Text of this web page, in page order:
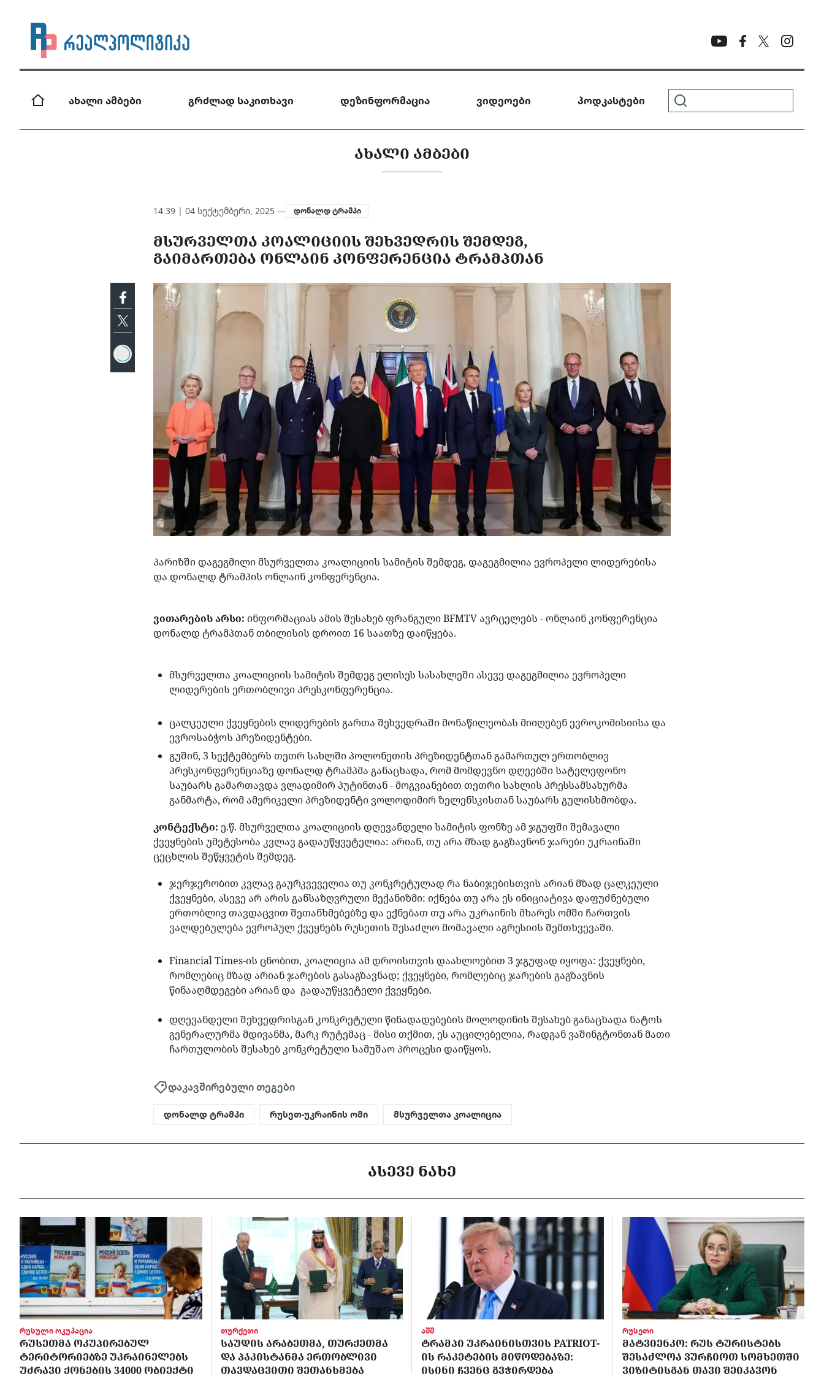
ახალი ამბები გრძლად საკითხავი დეზინფორმაცია ვიდეოები პოდკასტები
ᲐᲮᲐᲚᲘ ᲐᲛᲑᲔᲑᲘ
14:39 | 04 სექტემბერი, 2025 — დონალდ ტრამპი
ᲛᲡᲣᲠᲕᲔᲚᲗᲐ ᲙᲝᲐᲚᲘᲪᲘᲘᲡ ᲨᲔᲮᲕᲔᲓᲠᲘᲡ ᲨᲔᲛᲓᲔᲒ,
ᲒᲐᲘᲛᲐᲠᲗᲔᲑᲐ ᲝᲜᲚᲐᲘᲜ ᲙᲝᲜᲤᲔᲠᲔᲜᲪᲘᲐ ᲢᲠᲐᲛᲞᲗᲐᲜ
პარიზში დაგეგმილი მსურველთა კოალიციის სამიტის შემდეგ, დაგეგმილია ევროპელი ლიდერებისა
და დონალდ ტრამპის ონლაინ კონფერენცია.
ვითარების არსი: ინფორმაციას ამის შესახებ ფრანგული BFMTV ავრცელებს - ონლაინ კონფერენცია
დონალდ ტრამპთან თბილისის დროით 16 საათზე დაიწყება.
მსურველთა კოალიციის სამიტის შემდეგ ელისეს სასახლეში ასევე დაგეგმილია ევროპელი
ლიდერების ერთობლივი პრესკონფერენცია.
ცალკეული ქვეყნების ლიდერების გართა შეხვედრაში მონაწილეობას მიიღებენ ევროკომისიისა და
ევროსაბჭოს პრეზიდენტები.
გუშინ, 3 სექტემბერს თეთრ სახლში პოლონეთის პრეზიდენტთან გამართულ ერთობლივ
პრესკონფერენციაზე დონალდ ტრამპმა განაცხადა, რომ მომდევნო დღეებში სატელეფონო
საუბარს გამართავდა ვლადიმირ პუტინთან - მოგვიანებით თეთრი სახლის პრესსამსახურმა
განმარტა, რომ ამერიკელი პრეზიდენტი ვოლოდიმირ ზელენსკისთან საუბარს გულისხმობდა.
კონტექსტი: ე.წ. მსურველთა კოალიციის დღევანდელი სამიტის ფონზე ამ ჯგუფში შემავალი
ქვეყნების უმეტესობა კვლავ გადაუწყვეტელია: არიან, თუ არა მზად გაგზავნონ ჯარები უკრაინაში
ცეცხლის შეწყვეტის შემდეგ.
ჯერჯერობით კვლავ გაურკვეველია თუ კონკრეტულად რა ნაბიჯებისთვის არიან მზად ცალკეული
ქვეყნები, ასევე არ არის განსაზღვრული მექანიზმი: იქნება თუ არა ეს ინიციატივა დაფუძნებული
ერთობლივ თავდაცვით შეთანხმებებზე და ექნებათ თუ არა უკრაინის მხარეს ომში ჩართვის
ვალდებულება ევროპულ ქვეყნებს რუსეთის შესაძლო მომავალი აგრესიის შემთხვევაში.
Financial Times-ის ცნობით, კოალიცია ამ დროისთვის დაახლოებით 3 ჯგუფად იყოფა: ქვეყნები,
რომლებიც მზად არიან ჯარების გასაგზავნად; ქვეყნები, რომლებიც ჯარების გაგზავნის
წინააღმდეგები არიან და გადაუწყვეტელი ქვეყნები.
დღევანდელი შეხვედრისგან კონკრეტული წინადადებების მოლოდინის შესახებ განაცხადა ნატოს
გენერალურმა მდივანმა, მარკ რუტემაც - მისი თქმით, ეს აუცილებელია, რადგან ვაშინგტონთან მათი
ჩართულობის შესახებ კონკრეტული სამუშაო პროცესი დაიწყოს.
დაკავშირებული თეგები
დონალდ ტრამპი რუსეთ-უკრაინის ომი მსურველთა კოალიცია
ᲐᲡᲔᲕᲔ ᲜᲐᲮᲔ
რუსული ოკუპაცია
ᲠᲣᲡᲔᲗᲛᲐ ᲝᲙᲣᲞᲘᲠᲔᲑᲣᲚ
ᲢᲔᲠᲘᲢᲝᲠᲘᲔᲑᲖᲔ ᲣᲙᲠᲐᲘᲜᲔᲚᲔᲑᲡ
ᲣᲫᲠᲐᲕᲘ ᲥᲝᲜᲔᲑᲘᲡ 34000 ᲝᲑᲘᲔᲥᲢᲘ
თურქეთი
ᲡᲐᲣᲓᲘᲡ ᲐᲠᲐᲑᲔᲗᲛᲐ, ᲗᲣᲠᲥᲔᲗᲛᲐ
ᲓᲐ ᲞᲐᲙᲘᲡᲢᲐᲜᲛᲐ ᲔᲠᲗᲝᲑᲚᲘᲕᲘ
ᲗᲐᲕᲓᲐᲪᲕᲘᲗᲘ ᲨᲔᲗᲐᲜᲮᲛᲔᲑᲐ
აშშ
ᲢᲠᲐᲛᲞᲘ ᲣᲙᲠᲐᲘᲜᲘᲡᲗᲕᲘᲡ PATRIOT-
ᲘᲡ ᲠᲐᲙᲔᲢᲔᲑᲘᲡ ᲛᲘᲬᲝᲓᲔᲑᲐᲖᲔ:
ᲘᲡᲘᲜᲘ ᲩᲕᲔᲜᲪ ᲒᲕᲭᲘᲠᲓᲔᲑᲐ
რუსეთი
ᲛᲐᲢᲕᲘᲔᲜᲙᲝ: ᲠᲣᲡ ᲢᲣᲠᲘᲡᲢᲔᲑᲡ
ᲨᲔᲡᲐᲫᲚᲝᲐ ᲕᲣᲠᲩᲘᲝᲗ ᲡᲝᲛᲮᲔᲗᲨᲘ
ᲕᲘᲖᲘᲢᲘᲡᲒᲐᲜ ᲗᲐᲕᲘ ᲨᲔᲘᲙᲐᲕᲝᲜ